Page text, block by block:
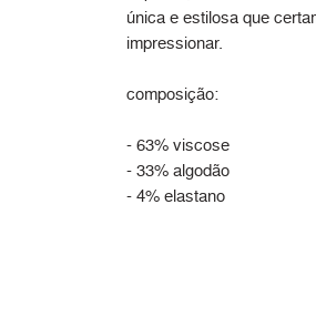
única e estilosa que
impressionar.
composição:
- 63% viscose
- 33% algodão
- 4% elastano